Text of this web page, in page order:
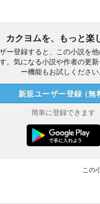
カクヨムを、もっと楽
ー登録すると、この小説を
。気になる小説や作者の更
ー機能もお試しください
新規ユーザー登録（無
簡単に登録できます
この